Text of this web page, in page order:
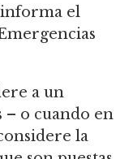
informa el
a un
o cuando en
la